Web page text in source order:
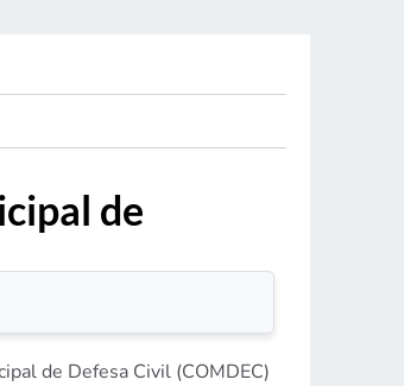
de
de Defesa Civil (COMDEC)